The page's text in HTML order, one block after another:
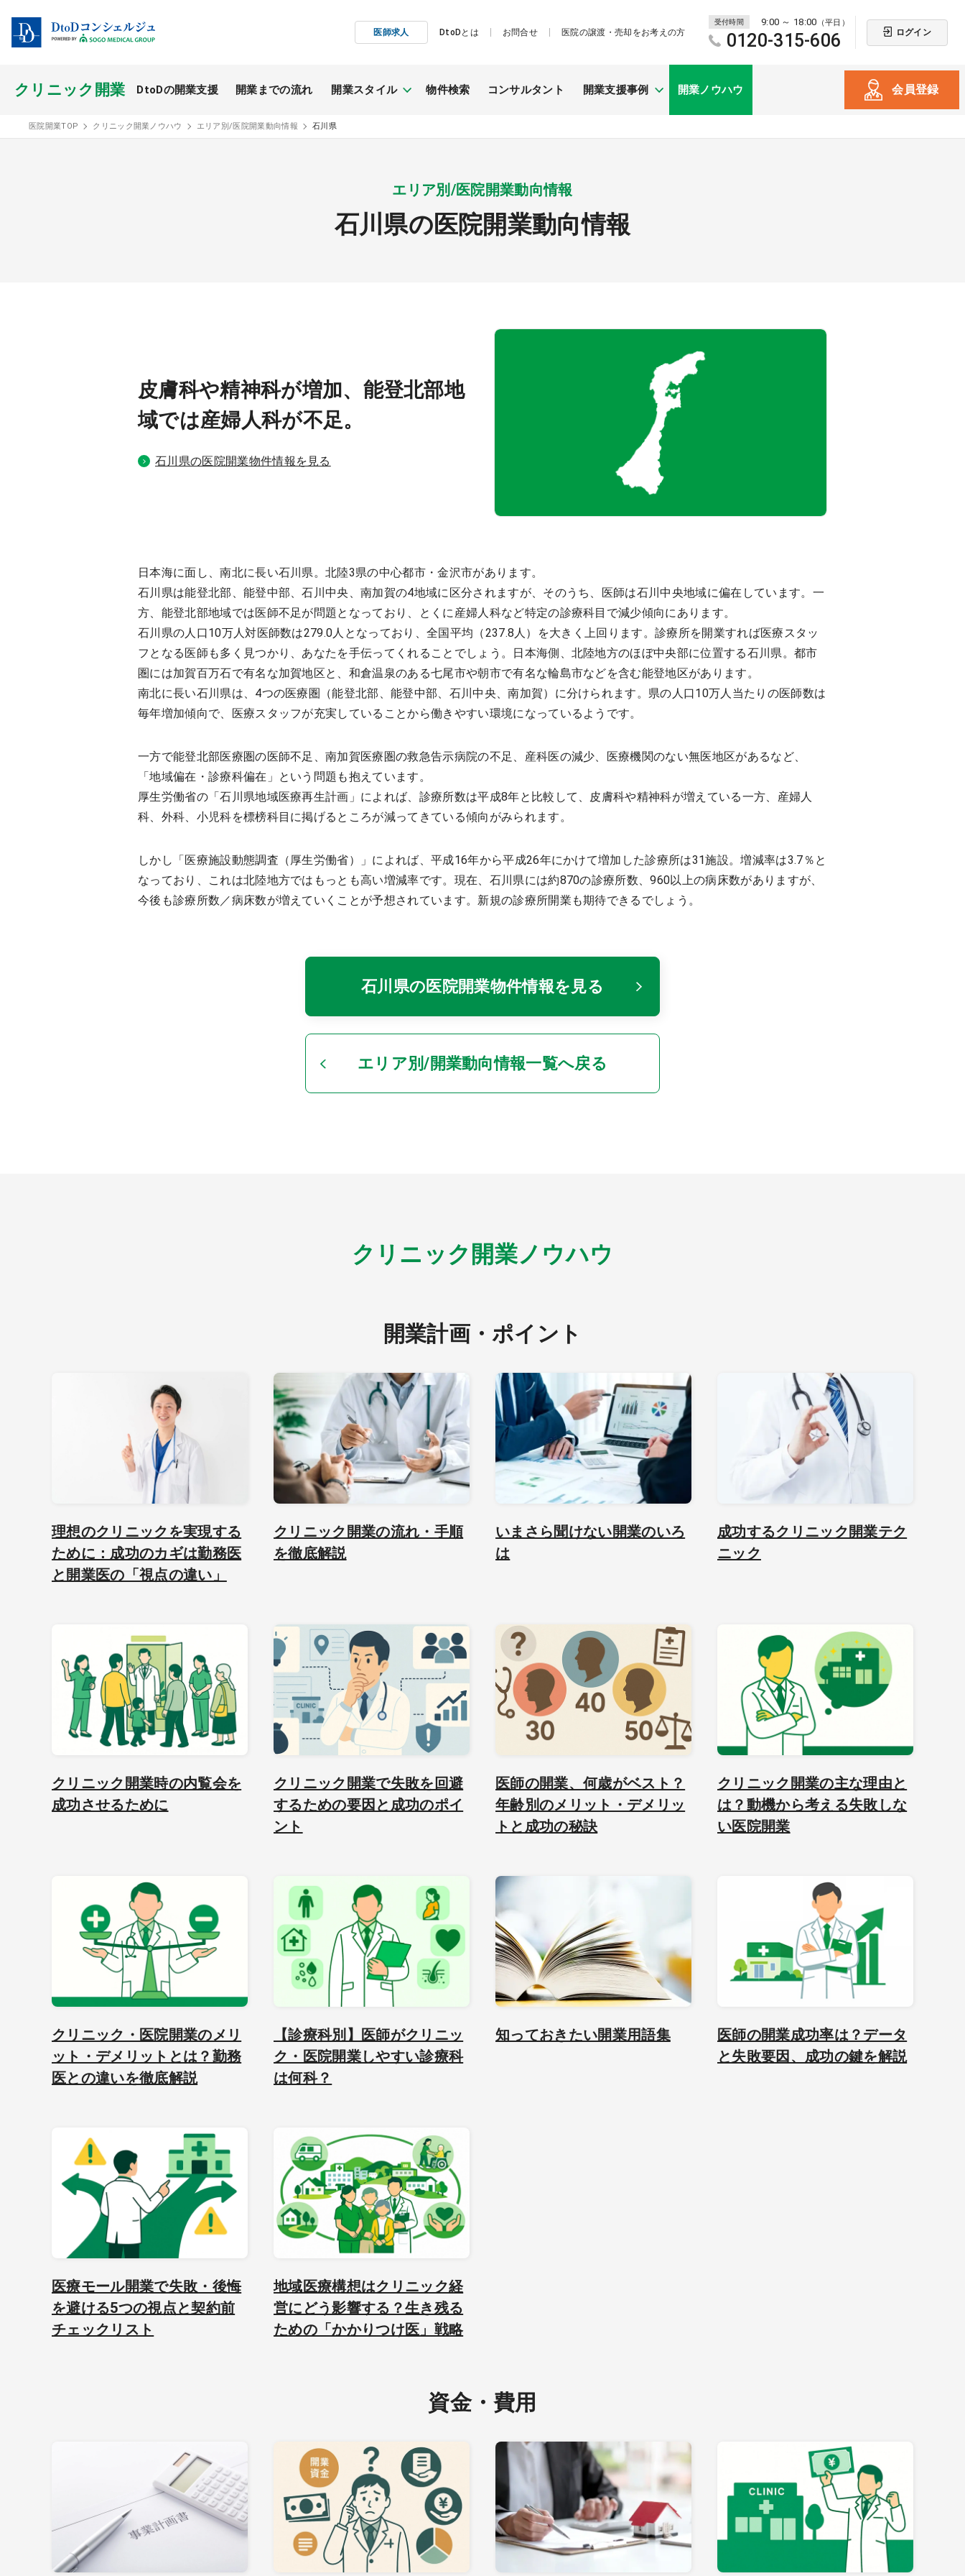
医師求人 DtoDとは お問合せ 医院の譲渡・売却をお考えの方
受付時間 9:00 ～ 18:00 （平日）
0120-315-606 ログイン
クリニック開業 DtoDの開業支援 開業までの流れ 開業スタイル
開業スタイル TOP
継承開業
（医院継承）
物件検索 コンサルタント 開業支援事例 開業ノウハウ 会員登録
医院開業TOP クリニック開業ノウハウ エリア別/医院開業動向情報 石川県
エリア別/医院開業動向情報
石川県の医院開業動向情報
皮膚科や精神科が増加、能登北部地
域では産婦人科が不足。
石川県の医院開業物件情報を見る
日本海に面し、南北に長い石川県。北陸3県の中心都市・金沢市があります。
石川県は能登北部、能登中部、石川中央、南加賀の4地域に区分されますが、そのうち、医師は石川中央地域に偏在しています。一
方、能登北部地域では医師不足が問題となっており、とくに産婦人科など特定の診療科目で減少傾向にあります。
石川県の人口10万人対医師数は279.0人となっており、全国平均（237.8人）を大きく上回ります。診療所を開業すれば医療スタッ
フとなる医師も多く見つかり、あなたを手伝ってくれることでしょう。日本海側、北陸地方のほぼ中央部に位置する石川県。都市
圏には加賀百万石で有名な加賀地区と、和倉温泉のある七尾市や朝市で有名な輪島市などを含む能登地区があります。
南北に長い石川県は、4つの医療圏（能登北部、能登中部、石川中央、南加賀）に分けられます。県の人口10万人当たりの医師数は
毎年増加傾向で、医療スタッフが充実していることから働きやすい環境になっているようです。
一方で能登北部医療圏の医師不足、南加賀医療圏の救急告示病院の不足、産科医の減少、医療機関のない無医地区があるなど、
「地域偏在・診療科偏在」という問題も抱えています。
厚生労働省の「石川県地域医療再生計画」によれば、診療所数は平成8年と比較して、皮膚科や精神科が増えている一方、産婦人
科、外科、小児科を標榜科目に掲げるところが減ってきている傾向がみられます。
しかし「医療施設動態調査（厚生労働省）」によれば、平成16年から平成26年にかけて増加した診療所は31施設。増減率は3.7％と
なっており、これは北陸地方ではもっとも高い増減率です。現在、石川県には約870の診療所数、960以上の病床数がありますが、
今後も診療所数／病床数が増えていくことが予想されています。新規の診療所開業も期待できるでしょう。
石川県の医院開業物件情報を見る
エリア別/開業動向情報一覧へ戻る
クリニック開業ノウハウ
開業計画・ポイント
理想のクリニックを実現する
ために：成功のカギは勤務医
と開業医の「視点の違い」
クリニック開業の流れ・手順
を徹底解説
いまさら聞けない開業のいろ
は
成功するクリニック開業テク
ニック
クリニック開業時の内覧会を
成功させるために
クリニック開業で失敗を回避
するための要因と成功のポイ
ント
医師の開業、何歳がベスト？
年齢別のメリット・デメリッ
トと成功の秘訣
クリニック開業の主な理由と
は？動機から考える失敗しな
い医院開業
クリニック・医院開業のメリ
ット・デメリットとは？勤務
医との違いを徹底解説
【診療科別】医師がクリニッ
ク・医院開業しやすい診療科
は何科？
知っておきたい開業用語集
医師の開業成功率は？データ
と失敗要因、成功の鍵を解説
医療モール開業で失敗・後悔
を避ける5つの視点と契約前
チェックリスト
地域医療構想はクリニック経
営にどう影響する？生き残る
ための「かかりつけ医」戦略
資金・費用